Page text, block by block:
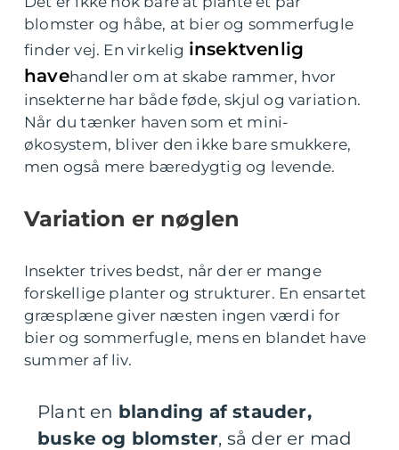
blomster og håbe, at bier og sommerfugle
finder vej. En virkelig insektvenlig
havehandler om at skabe rammer, hvor
insekterne har både føde, skjul og variation.
Når du tænker haven som et mini-
økosystem, bliver den ikke bare smukkere,
men også mere bæredygtig og levende.
Variation er nøglen
Insekter trives bedst, når der er mange
forskellige planter og strukturer. En ensartet
græsplæne giver næsten ingen værdi for
bier og sommerfugle, mens en blandet have
summer af liv.
Plant en blanding af stauder,
buske og blomster, så der er mad